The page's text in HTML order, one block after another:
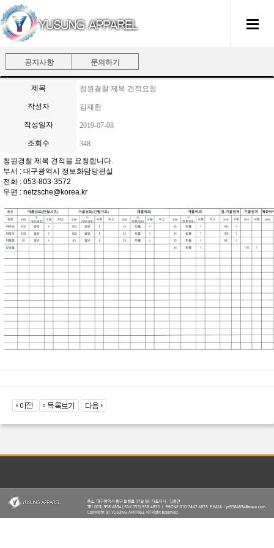
공지사항 문의하기
제목 청원결찰 제복 견적요청
작성자 김재환
작성일자 2019-07-08
조회수
348
청원경찰 제복 견적을 요청합니다.
부서 : 대구광역시 정보화담당관실
전화 : 053-803-3572
우편 : netzsche@korea.kr